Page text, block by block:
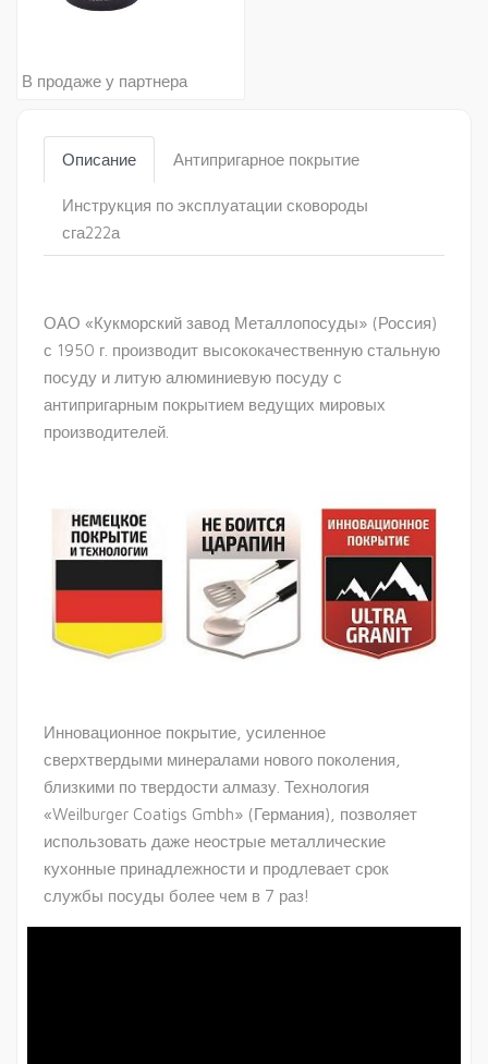
В продаже у партнера
Описание Антипригарное покрытие
Инструкция по эксплуатации сковороды
сга222а
ОАО «Кукморский завод Металлопосуды» (Россия)
с 1950 г. производит высококачественную стальную
посуду и литую алюминиевую посуду с
антипригарным покрытием ведущих мировых
производителей.
Инновационное покрытие, усиленное
сверхтвердыми минералами нового поколения,
близкими по твердости алмазу. Технология
«Weilburger Coatigs Gmbh» (Германия), позволяет
использовать даже неострые металлические
кухонные принадлежности и продлевает срок
службы посуды более чем в 7 раз!